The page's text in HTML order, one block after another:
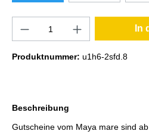
In
Produktnummer: u1h6-2sfd.8
Beschreibung
Gutscheine vom Maya mare sind